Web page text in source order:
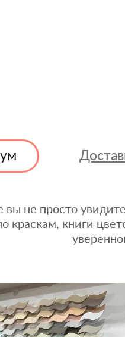
не просто
краскам, книги